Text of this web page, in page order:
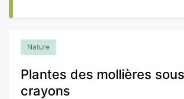
Nature
Plantes des mollières
crayons